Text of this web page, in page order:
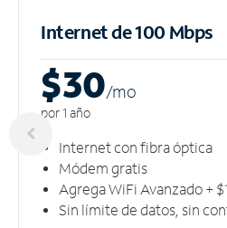
Internet de 100 Mbps
$30/mo
por 1 año
Internet con fibra óptica
Módem gratis
Agrega WiFi Avanzado +
Sin límite de datos, sin